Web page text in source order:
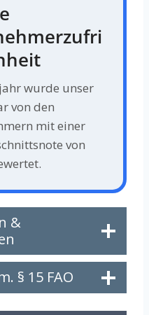
wurde unser
von den
mit einer
von
&
§ 15 FAO